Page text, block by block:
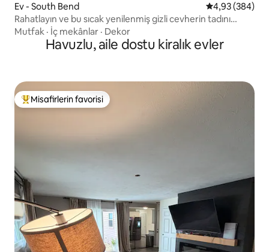
Ev - South Bend 5 üzerinden
4,93 (384)
Rahatlayın ve bu sıcak yenilenmiş gizli cevherin tadını
çıkarın
Mutfak · İç mekânlar · Dekor
Havuzlu, aile dostu kiralık evler
Misafirlerin favorilerinden en beğenilenler arasında
Misafirlerin favorisi